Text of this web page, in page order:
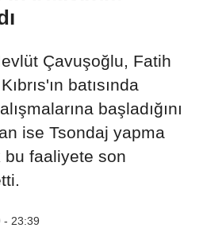
Çavuşoğlu, Fatih
batısında
başladığını
ise Tsondaj yapma
bu faaliyete son
- 23:39